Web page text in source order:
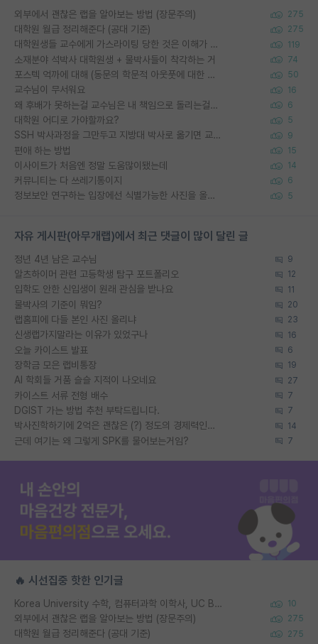
외부에서 괜찮은 랩을 알아보는 방법 (장문주의) 275
대학원 월급 정리해준다 (공대 기준) 275
대학원생들 교수에게 가스라이팅 당한 것은 이해가 갑니다. 안타깝네요. 119
소재분야 석박사 대학원생 + 물박사들이 착각하는 거 74
포스텍 억까에 대해 (동문의 학문적 아웃풋에 대한 반박) 50
교수님이 무서워요 16
왜 후배가 못하는걸 교수님은 내 책임으로 돌리는걸까요? 6
대학원 어디로 가야할까요? 5
SSH 박사과정을 그만두고 지방대 박사로 옮기면 교수의 꿈은 끝일까요? 9
편애 하는 방법 15
이사이트가 처음엔 정말 도움많이됐는데 14
커뮤니티는 다 쓰레기통이지 6
정보보안 연구하는 입장에선 식별가능한 사진을 올리는건 비추이긴함 5
자유 게시판(아무개랩)에서 최근 댓글이 많이 달린 글
정년 4년 남은 교수님 9
알츠하이머 관련 고등학생 탐구 포트폴리오 12
입학도 안한 신입생이 원래 관심을 받나요 11
물박사의 기준이 뭐임? 20
랩홈피에 다들 본인 사진 올리냐 23
신생랩가지말라는 이유가 있었구나 16
오늘 카이스트 발표 6
장학금 모은 랩비통장 19
AI 학회들 거품 슬슬 지적이 나오네요 27
카이스트 서류 전형 배수 7
DGIST 가는 방법 추천 부탁드립니다. 7
박사진학하기에 2억은 괜찮은 (?) 정도의 경제력인가요 14
근데 여기는 왜 그렇게 SPK를 물어보는거임? 7
🔥 시선집중 핫한 인기글
Korea University 수학, 컴퓨터과학 이학사, UC Berkeley 산업공학 대학원 공학박사가 되는 것은 쉽지 않겠죠? 10
외부에서 괜찮은 랩을 알아보는 방법 (장문주의) 275
대학원 월급 정리해준다 (공대 기준) 275